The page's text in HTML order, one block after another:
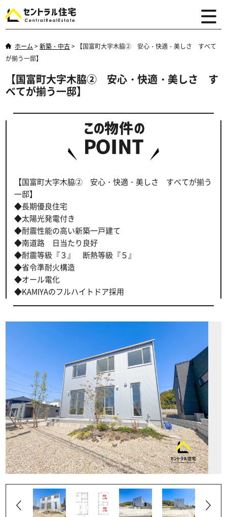
ホーム >新築・中古>
【国富町大字木脇② 安心・快適・美しさ すべて
が揃う一邸】
【国富町大字木脇② 安心・快適・美しさ す
べてが揃う一邸】
【国富町大字木脇② 安心・快適・美しさ すべてが揃う
一邸】
◆長期優良住宅
◆太陽光発電付き
◆耐震性能の高い新築一戸建て
◆南道路 日当たり良好
◆耐震等級『３』 断熱等級『５』
◆省令準耐火構造
◆オール電化
◆KAMIYAのフルハイトドア採用